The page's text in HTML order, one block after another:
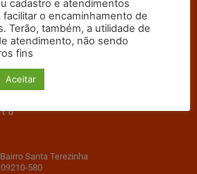
Santa Terezinha
580
cadastro e atendimentos
o encaminhamento de
Terão, também, a utilidade de
atendimento, não sendo
fins
Aceitar